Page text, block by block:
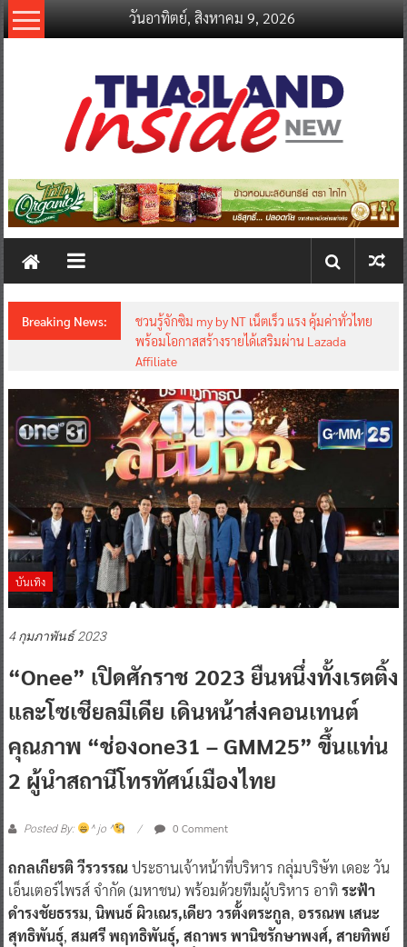
Skip
to
วันอาทิตย์, สิงหาคม 9, 2026
thailandinsidenew.com
Thailand
New
Breaking News:
ชวนรู้จักซิม my by NT เน็ตเร็ว แรง คุ้มค่าทั่วไทย
พร้อมโอกาสสร้างรายได้เสริมผ่าน Lazada
Affiliate
บันเทิง
4 กุมภาพันธ์ 2023
“onee” เปิดศักราช 2023 ยืนหนึ่งทั้งเรตติ้ง
และโซเชียลมีเดีย เดินหน้าส่งคอนเทนต์
คุณภาพ “ช่องone31 – GMM25” ขึ้นแท่น
2 ผู้นำสถานีโทรทัศน์เมืองไทย
Posted By: ^ jo ^ 0 Comment
ถกลเกียรติ วีรวรรณประธานเจ้าหน้าที่บริหาร กลุ่มบริษัท เดอะ วัน
เอ็นเตอร์ไพรส์ จำกัด (มหาชน) พร้อมด้วยทีมผู้บริหาร อาทิระฟ้า
ดำรงชัยธรรม, นิพนธ์ ผิวเณร,เดียว วรตั้งตระกูล, อรรณพ เสนะ
สุทธิพันธุ์, สมศรี พฤทธิพันธุ์, สถาพร พานิชรักษาพงศ์, สายทิพย์